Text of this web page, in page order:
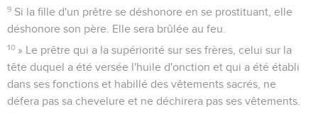
9 Si la fille d'un prêtre se déshonore en se prostituant, elle
déshonore son père. Elle sera brûlée au feu.
10 » Le prêtre qui a la supériorité sur ses frères, celui sur la
tête duquel a été versée l'huile d'onction et qui a été établi
dans ses fonctions et habillé des vêtements sacrés, ne
défera pas sa chevelure et ne déchirera pas ses vêtements.